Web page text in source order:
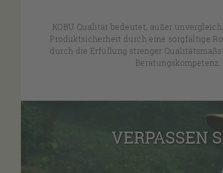
KOBU Qualität bedeutet, außer
Produktsicherheit durch eine sorgfältige
durch die Erfüllung strenger
Beratungskompetenz.
VERPASSEN